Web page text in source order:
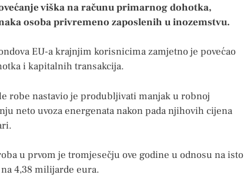
viška na računu primarnog dohotka,
osoba privremeno zaposlenih u inozemstvu.
EU-a krajnjim korisnicima zamjetno je povećao
i kapitalnih transakcija.
robe nastavio je produbljivati manjak u robnoj
neto uvoza energenata nakon pada njihovih cijena
u prvom je tromjesečju ove godine u odnosu na isto
4,38 milijarde eura.